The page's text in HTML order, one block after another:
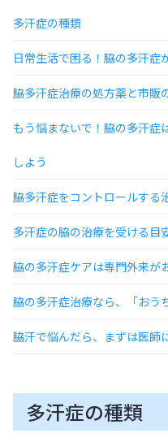
多汗症の種類
日常生活で困る！脇の多汗症
脇多汗症治療の処方薬と市販
もう悩まないで！脇の多汗症
しよう
脇多汗症をコントロールする
多汗症の脇の治療を受ける目
脇の多汗症ケアは専門外来が
脇の多汗症治療なら、「おう
脇汗で悩んだら、まずは医師
多汗症の種類